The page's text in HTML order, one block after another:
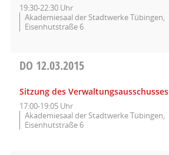
19:30-22:30 Uhr
Akademiesaal der Stadtwerke Tübingen,
Eisenhutstraße 6
DO 12.03.2015
Sitzung des Verwaltungsausschusses
17:00-19:05 Uhr
Akademiesaal der Stadtwerke Tübingen,
Eisenhutstraße 6